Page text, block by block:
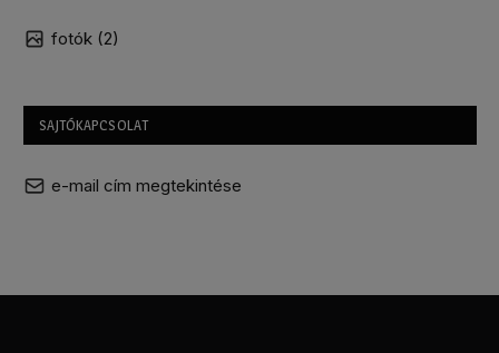
fotók (2)
SAJTÓKAPCSOLAT
e-mail cím megtekintése